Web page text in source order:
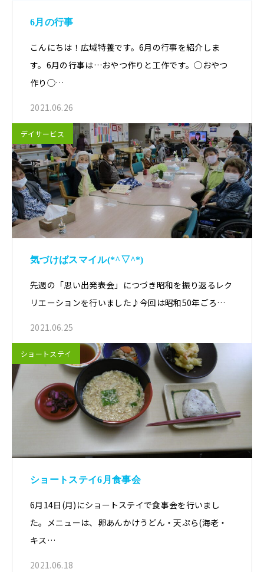
6月の行事
こんにちは！広域特養です。6月の行事を紹介しま
す。6月の行事は…おやつ作りと工作です。◯おやつ
作り◯…
2021.06.26
デイサービス
気づけばスマイル(*^▽^*)
先週の「思い出発表会」につづき昭和を振り返るレク
リエーションを行いました♪今回は昭和50年ごろ…
2021.06.25
ショートステイ
ショートステイ6月食事会
6月14日(月)にショートステイで食事会を行いまし
た。メニューは、卵あんかけうどん・天ぷら(海老・
キス…
2021.06.18